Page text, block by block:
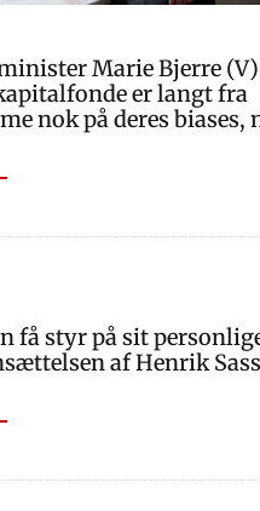
Marie Bjerre
er langt fra
nok på deres biases,
få styr på sit
af Henrik